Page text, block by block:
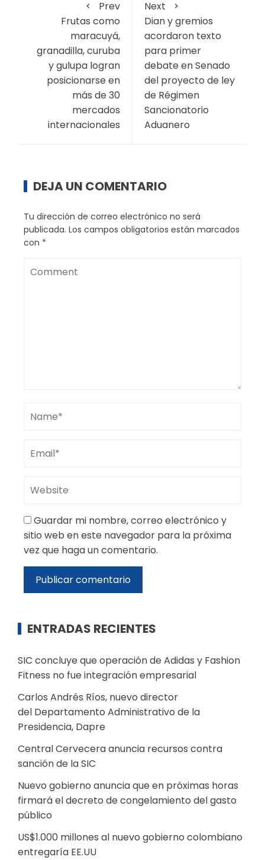
Prev
Frutas como
maracuyá,
granadilla, curuba
y gulupa logran
posicionarse en
más de 30
mercados
internacionales
Next
Dian y gremios
acordaron texto
para primer
debate en Senado
del proyecto de ley
de Régimen
Sancionatorio
Aduanero
DEJA UN COMENTARIO
Tu dirección de correo electrónico no será
publicada. Los campos obligatorios están marcados
con *
Guardar mi nombre, correo electrónico y
sitio web en este navegador para la próxima
vez que haga un comentario.
ENTRADAS RECIENTES
SIC concluye que operación de Adidas y Fashion
Fitness no fue integración empresarial
Carlos Andrés Ríos, nuevo director
del Departamento Administrativo de la
Presidencia, Dapre
Central Cervecera anuncia recursos contra
sanción de la SIC
Nuevo gobierno anuncia que en próximas horas
firmará el decreto de congelamiento del gasto
público
US$1.000 millones al nuevo gobierno colombiano
entregaría EE.UU